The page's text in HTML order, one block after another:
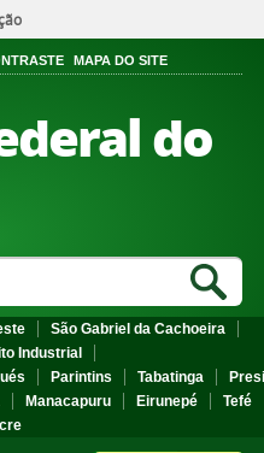
MAPA DO SITE
do
São Gabriel da Cachoeira
Industrial
Parintins Tabatinga
Manacapuru Eirunepé
Tefé